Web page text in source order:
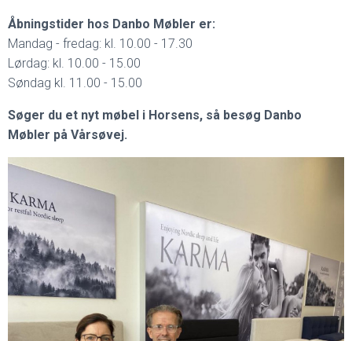
Åbningstider hos Danbo Møbler er:
Mandag - fredag: kl. 10.00 - 17.30
Lørdag: kl. 10.00 - 15.00
Søndag kl. 11.00 - 15.00
Søger du et nyt møbel i Horsens, så besøg Danbo
Møbler på Vårsøvej.